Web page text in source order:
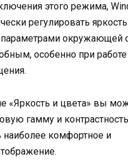
этого режима,
регулировать
параметрами окружающей
особенно при
«Яркость и цвета» вы
гамму и
наиболее комфортное и